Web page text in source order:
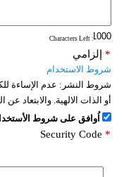
: Characters Left
إلزامي *
شروط الاستخدام
شروط النشر: عدم الإساءة
أو الذات الالهية. والابتعاد
اُوافق على شروط
Security Code *